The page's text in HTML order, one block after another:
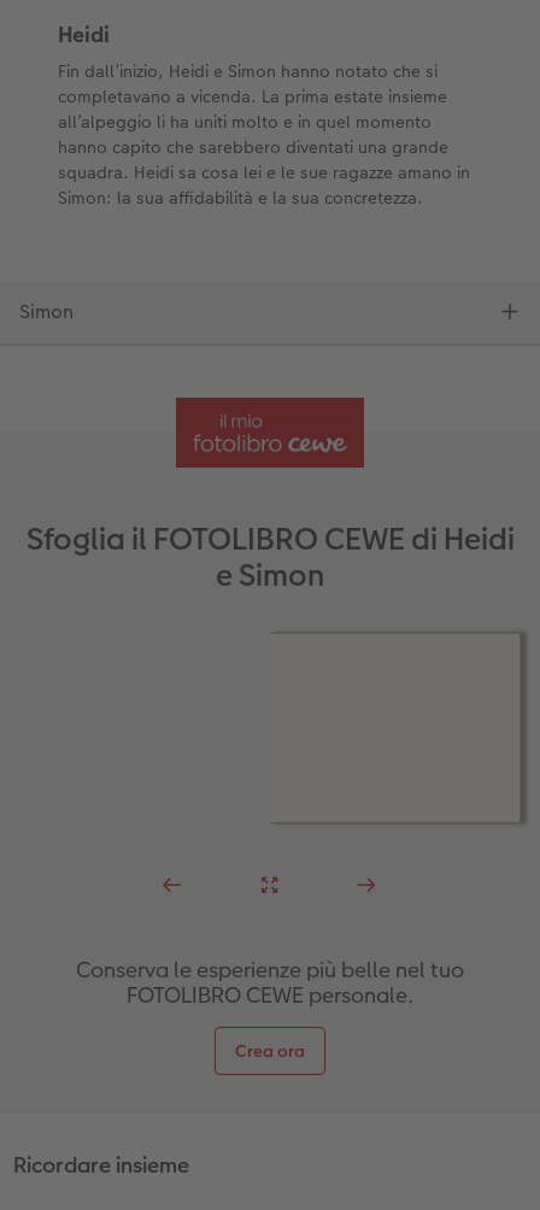
Sfoglia il FOTOLIBRO CEWE di Heidi
e Simon
Conserva le esperienze più belle nel tuo
FOTOLIBRO CEWE personale.
Crea ora
Ricordare insieme